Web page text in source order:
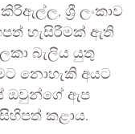
ශ්‍රී ලංකාව
හැසිරීමක් ඇති
බැලිය යුතු
නොහැකි අයට
ඔවුන්ගේ ඇප
කළාය.